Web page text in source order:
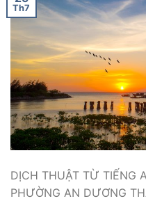
Th7
DỊCH THUẬT TỪ TIẾNG
PHƯỜNG AN DƯƠNG